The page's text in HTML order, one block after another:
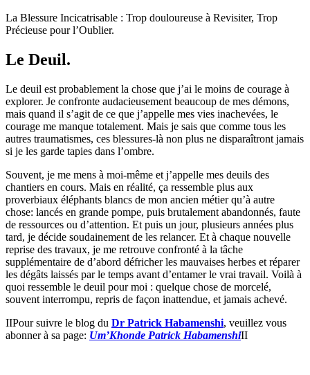
La Blessure Incicatrisable : Trop douloureuse à Revisiter, Trop
Précieuse pour l’Oublier.
Le Deuil.
Le deuil est probablement la chose que j’ai le moins de courage à
explorer. Je confronte audacieusement beaucoup de mes démons,
mais quand il s’agit de ce que j’appelle mes vies inachevées, le
courage me manque totalement. Mais je sais que comme tous les
autres traumatismes, ces blessures-là non plus ne disparaîtront jamais
si je les garde tapies dans l’ombre.
Souvent, je me mens à moi-même et j’appelle mes deuils des
chantiers en cours. Mais en réalité, ça ressemble plus aux
proverbiaux éléphants blancs de mon ancien métier qu’à autre
chose: lancés en grande pompe, puis brutalement abandonnés, faute
de ressources ou d’attention. Et puis un jour, plusieurs années plus
tard, je décide soudainement de les relancer. Et à chaque nouvelle
reprise des travaux, je me retrouve confronté à la tâche
supplémentaire de d’abord défricher les mauvaises herbes et réparer
les dégâts laissés par le temps avant d’entamer le vrai travail. Voilà à
quoi ressemble le deuil pour moi : quelque chose de morcelé,
souvent interrompu, repris de façon inattendue, et jamais achevé.
IIPour suivre le blog du Dr Patrick Habamenshi, veuillez vous
abonner à sa page: Um’Khonde Patrick HabamenshiII